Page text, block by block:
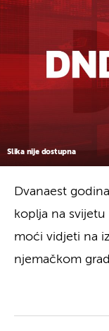
Slika nije dostupna
Dvanaest
koplja na
moći vidjeti na
njemačkom